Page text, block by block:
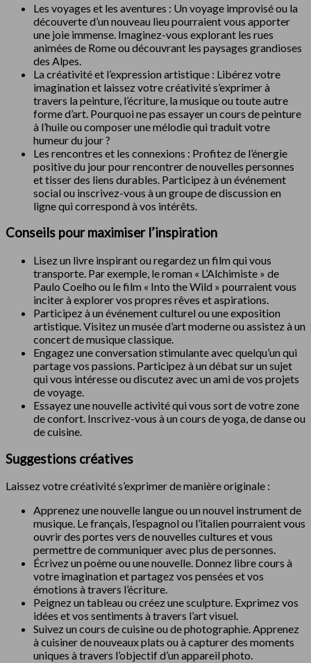
Les voyages et les aventures : Un voyage improvisé ou la
découverte d’un nouveau lieu pourraient vous apporter
une joie immense. Imaginez-vous explorant les rues
animées de Rome ou découvrant les paysages grandioses
des Alpes.
La créativité et l’expression artistique : Libérez votre
imagination et laissez votre créativité s’exprimer à
travers la peinture, l’écriture, la musique ou toute autre
forme d’art. Pourquoi ne pas essayer un cours de peinture
à l’huile ou composer une mélodie qui traduit votre
humeur du jour ?
Les rencontres et les connexions : Profitez de l’énergie
positive du jour pour rencontrer de nouvelles personnes
et tisser des liens durables. Participez à un événement
social ou inscrivez-vous à un groupe de discussion en
ligne qui correspond à vos intérêts.
Conseils pour maximiser l’inspiration
Lisez un livre inspirant ou regardez un film qui vous
transporte. Par exemple, le roman « L’Alchimiste » de
Paulo Coelho ou le film « Into the Wild » pourraient vous
inciter à explorer vos propres rêves et aspirations.
Participez à un événement culturel ou une exposition
artistique. Visitez un musée d’art moderne ou assistez à un
concert de musique classique.
Engagez une conversation stimulante avec quelqu’un qui
partage vos passions. Participez à un débat sur un sujet
qui vous intéresse ou discutez avec un ami de vos projets
de voyage.
Essayez une nouvelle activité qui vous sort de votre zone
de confort. Inscrivez-vous à un cours de yoga, de danse ou
de cuisine.
Suggestions créatives
Laissez votre créativité s’exprimer de manière originale :
Apprenez une nouvelle langue ou un nouvel instrument de
musique. Le français, l’espagnol ou l’italien pourraient vous
ouvrir des portes vers de nouvelles cultures et vous
permettre de communiquer avec plus de personnes.
Écrivez un poème ou une nouvelle. Donnez libre cours à
votre imagination et partagez vos pensées et vos
émotions à travers l’écriture.
Peignez un tableau ou créez une sculpture. Exprimez vos
idées et vos sentiments à travers l’art visuel.
Suivez un cours de cuisine ou de photographie. Apprenez
à cuisiner de nouveaux plats ou à capturer des moments
uniques à travers l’objectif d’un appareil photo.